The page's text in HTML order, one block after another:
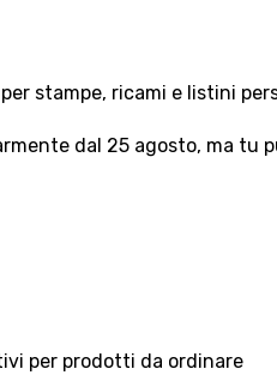
stampe, ricami e listini
dal 25 agosto, ma
per prodotti da ordinare